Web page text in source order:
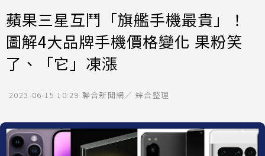
蘋果三星互鬥「旗艦手機最貴」！
圖解4大品牌手機價格變化 果粉笑
了、「它」凍漲
2023-06-15 10:29 聯合新聞網／ 綜合整理